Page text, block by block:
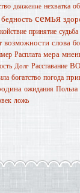
движение нехватка
бедность семья
принятие судьба
возможности слова
Расплата мера
Долг Расставание
богатство погода
ожидания Польза
ложь